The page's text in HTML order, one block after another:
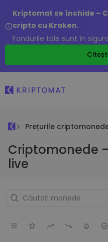
Kriptomat se închide –
cripto cu Kraken.
Fondurile tale sunt în
Prețurile
Criptomonede
live